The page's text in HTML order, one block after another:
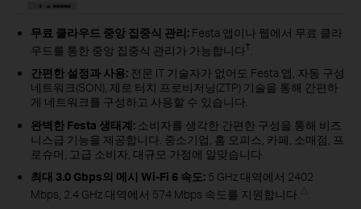
무료 클라우드 중앙 집중식 관리:Festa 앱이나 웹에서 무료 클라
우드를 통한 중앙 집중식 관리가 가능합니다†
간편한 설정과 사용:전문 IT 기술자가 없어도 Festa 앱, 자동 구성
네트워크(SON), 제로 터치 프로비저닝(ZTP) 기술을 통해 간편하
게 네트워크를 구성하고 사용할 수 있습니다.
완벽한 Festa 생태계:소비자를 생각한 간편한 구성을 통해 비즈
니스급 기능을 제공합니다. 중소기업, 홈 오피스, 카페, 소매점, 프
로슈머, 고급 소비자, 대규모 가정에 알맞습니다.
최대 3.0 Gbps의 메시 Wi-Fi 6 속도:5 GHz 대역에서 2402
Mbps, 2.4 GHz 대역에서 574 Mbps 속도를 지원합니다. △